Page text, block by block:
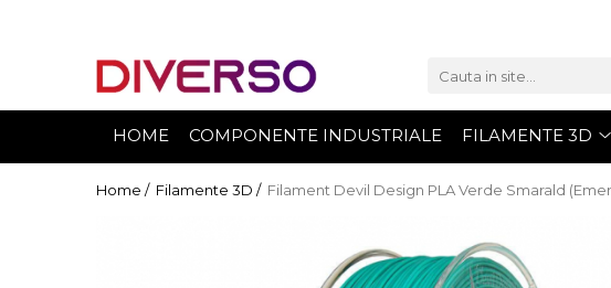
FILAMENTE 3D
HOME COMPONENTE INDUSTRIALE FILAMENTE 3D
Home / Filamente 3D / Filament Devil Design PLA Verde Smarald